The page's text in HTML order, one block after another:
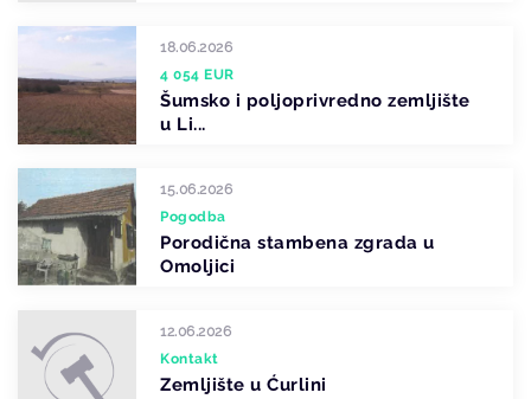
18.06.2026
4 054 EUR
Šumsko i poljoprivredno zemljište
u Li...
15.06.2026
Pogodba
Porodična stambena zgrada u
Omoljici
12.06.2026
Kontakt
Zemljište u Ćurlini